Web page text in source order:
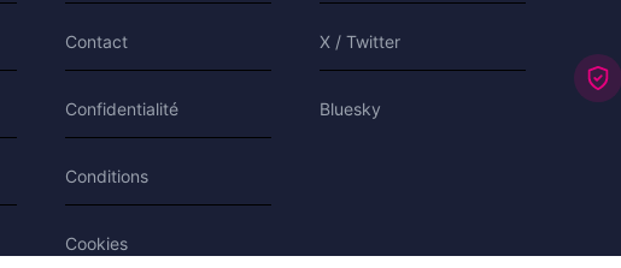
Contact
Confidentialité
Conditions
Cookies
X / Twitter
Bluesky